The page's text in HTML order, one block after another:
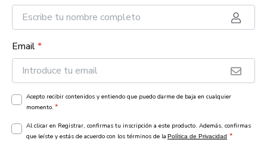
Email*
Acepto recibir contenidos y entiendo que puedo darme de baja en cualquier
momento. *
Al clicar en Registrar, confirmas tu inscripción a este producto. Además, confirmas
que leíste y estás de acuerdo con los términos de la Política de Privacidad *